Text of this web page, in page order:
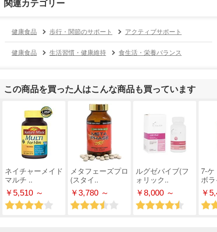
関連カテゴリー
健康食品 歩行・関節のサポート アクティブサポート
健康食品 生活習慣・健康維持 食生活・栄養バランス
この商品を買った人はこんな商品も買っています
ネイチャーメイド
マルチ ..
￥5,510 ～
メタフェーズプロ
(スタイ..
￥3,780 ～
ルグゼバイブ(フ
ォリック..
￥8,000 ～
7-ケ
ボ
￥